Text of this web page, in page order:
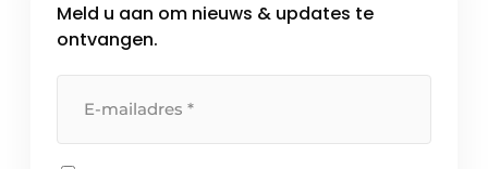
Meld u aan om nieuws & updates te
ontvangen.